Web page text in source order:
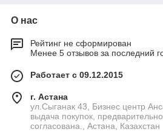
О нас
Рейтинг не сформирован
Менее 5 отзывов за последний
Работает с 09.12.2015
г. Астана
ул.Сыганак 43, Бизнес центр
выдача покупок,
согласована., Астана, Казахстан